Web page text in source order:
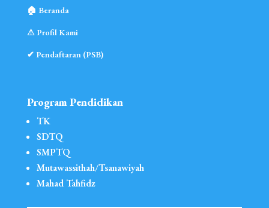
🏠︎ Beranda
⚠︎ Profil Kami
✔ Pendaftaran (PSB)
Program Pendidikan
TK
SDTQ
SMPTQ
Mutawassithah/Tsanawiyah
Mahad Tahfidz